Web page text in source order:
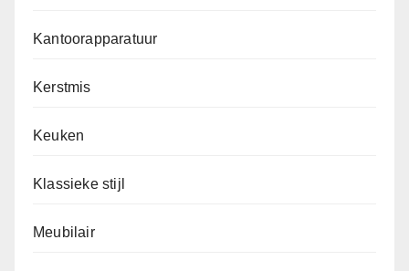
Kantoorapparatuur
Kerstmis
Keuken
Klassieke stijl
Meubilair